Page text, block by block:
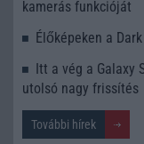
kamerás funkcióját
Élőképeken a
Itt a vég a Galaxy
utolsó nagy frissítés
További hírek